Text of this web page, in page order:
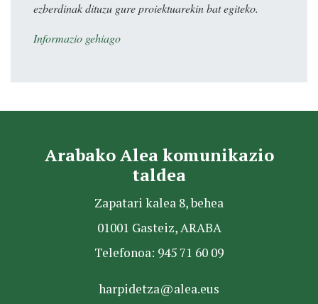
ezberdinak dituzu gure proiektuarekin bat egiteko.
Informazio gehiago
Arabako Alea komunikazio
taldea
Zapatari kalea 8, behea
01001 Gasteiz, ARABA
Telefonoa: 945 71 60 09
harpidetza@alea.eus